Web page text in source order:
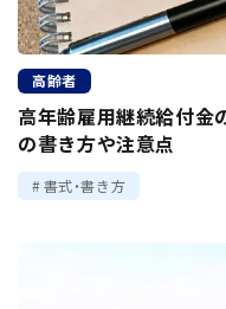
高齢者
高年齢雇用継続給付金
の書き方や注意点
書式・書き方